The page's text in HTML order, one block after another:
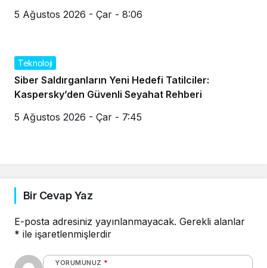
5 Ağustos 2026 - Çar - 8:06
Teknoloji
Siber Saldırganların Yeni Hedefi Tatilciler:
Kaspersky’den Güvenli Seyahat Rehberi
5 Ağustos 2026 - Çar - 7:45
Bir Cevap Yaz
E-posta adresiniz yayınlanmayacak. Gerekli alanlar
* ile işaretlenmişlerdir
YORUMUNUZ *